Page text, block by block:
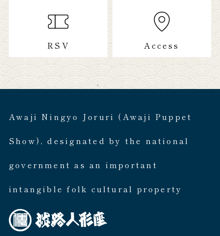
RSV Access
Awaji Ningyo Joruri (Awaji Puppet
Show), designated by the national
government as an important
intangible folk cultural property